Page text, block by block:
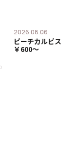
2026.08.06
ピーチカルピス
￥600〜